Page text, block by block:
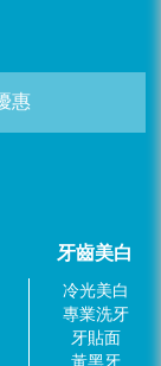
惠
牙齒美白
冷光美白
專業洗牙
牙貼面
黃黑牙